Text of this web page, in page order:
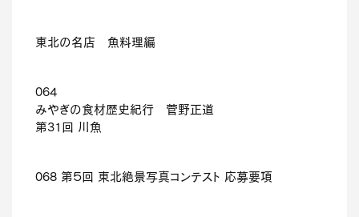
東北の名店 魚料理編
064
みやぎの食材歴史紀行 菅野正道
第31回 川魚
068 第５回 東北絶景写真コンテスト 応募要項